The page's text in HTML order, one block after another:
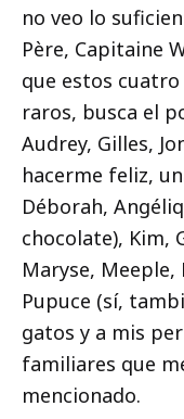
no veo lo
Père, Capitaine
que estos
raros, busca el
Audrey, Gilles,
hacerme feliz,
Déborah,
chocolate), Kim,
Maryse, Meeple,
Pupuce (sí,
gatos y a mis
familiares que
mencionado.